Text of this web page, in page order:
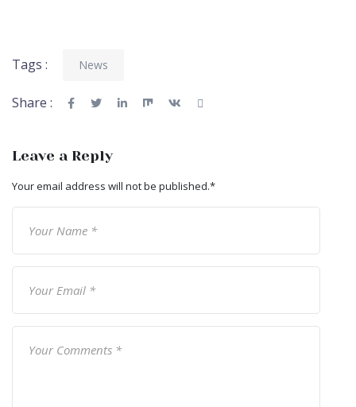
Tags : News
Share :
Leave a Reply
Your email address will not be published.*